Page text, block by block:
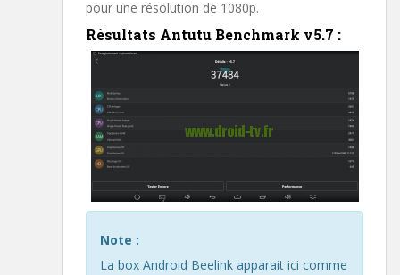
pour une résolution de 1080p.
Résultats Antutu Benchmark v5.7 :
Note :
La box Android Beelink apparait ici comme